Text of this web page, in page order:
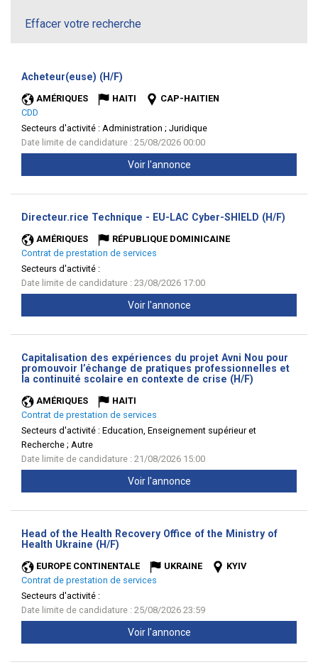
Effacer votre recherche
Acheteur(euse) (H/F)
AMÉRIQUES HAITI
CAP-HAITIEN
CDD
Secteurs d'activité : Administration ; Juridique
Date limite de candidature : 25/08/2026 00:00
Voir l'annonce
Directeur.rice Technique - EU-LAC Cyber-SHIELD (H/F)
AMÉRIQUES
RÉPUBLIQUE DOMINICAINE
Contrat de prestation de services
Secteurs d'activité :
Date limite de candidature : 23/08/2026 17:00
Voir l'annonce
Capitalisation des expériences du projet Avni Nou pour
promouvoir l’échange de pratiques professionnelles et
la continuité scolaire en contexte de crise (H/F)
AMÉRIQUES
HAITI
Contrat de prestation de services
Secteurs d'activité : Education, Enseignement supérieur et
Recherche ; Autre
Date limite de candidature : 21/08/2026 15:00
Voir l'annonce
Head of the Health Recovery Office of the Ministry of
Health Ukraine (H/F)
EUROPE CONTINENTALE UKRAINE
KYIV
Contrat de prestation de services
Secteurs d'activité :
Date limite de candidature : 25/08/2026 23:59
Voir l'annonce